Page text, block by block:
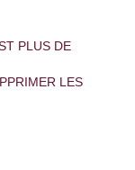
PLUS DE
LES